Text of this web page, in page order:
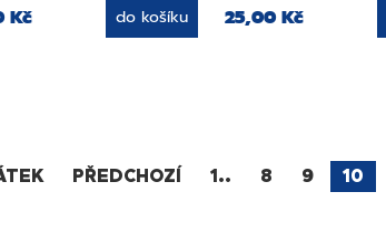
Kč do košíku 25,00 Kč
PŘEDCHOZÍ 1.. 8 9 10